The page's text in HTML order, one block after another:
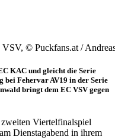
© Puckfans.at /
KAC und gleicht die Serie
bei Fehervar AV19 in der Serie
bringt dem EC VSV gegen
Viertelfinalspiel
Dienstagabend in ihrem